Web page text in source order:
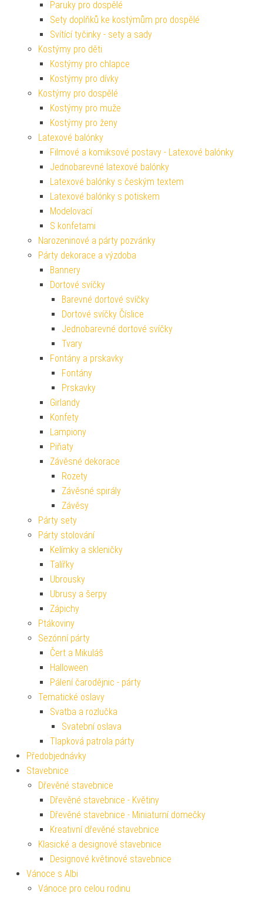
Paruky pro dospělé
Sety doplňků ke kostýmům pro dospělé
Svítící tyčinky - sety a sady
Kostýmy pro děti
Kostýmy pro chlapce
Kostýmy pro dívky
Kostýmy pro dospělé
Kostýmy pro muže
Kostýmy pro ženy
Latexové balónky
Filmové a komiksové postavy - Latexové balónky
Jednobarevné latexové balónky
Latexové balónky s českým textem
Latexové balónky s potiskem
Modelovací
S konfetami
Narozeninové a párty pozvánky
Párty dekorace a výzdoba
Bannery
Dortové svíčky
Barevné dortové svíčky
Dortové svíčky Číslice
Jednobarevné dortové svíčky
Tvary
Fontány a prskavky
Fontány
Prskavky
Girlandy
Konfety
Lampiony
Piňaty
Závěsné dekorace
Rozety
Závěsné spirály
Závěsy
Párty sety
Párty stolování
Kelímky a skleničky
Talířky
Ubrousky
Ubrusy a šerpy
Zápichy
Ptákoviny
Sezónní párty
Čert a Mikuláš
Halloween
Pálení čarodějnic - párty
Tematické oslavy
Svatba a rozlučka
Svatební oslava
Tlapková patrola párty
Předobjednávky
Stavebnice
Dřevěné stavebnice
Dřevěné stavebnice - Květiny
Dřevěné stavebnice - Miniaturní domečky
Kreativní dřevěné stavebnice
Klasické a designové stavebnice
Designové květinové stavebnice
Vánoce s Albi
Vánoce pro celou rodinu